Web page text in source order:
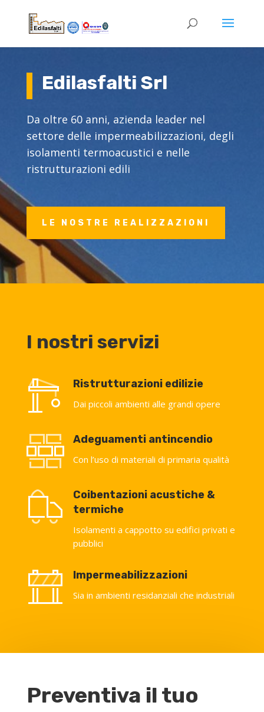
Edilasfalti Srl
Da oltre 60 anni, azienda leader nel
settore delle impermeabilizzazioni, degli
isolamenti termoacustici e nelle
ristrutturazioni edili
LE NOSTRE REALIZZAZIONI
I nostri servizi
Ristrutturazioni edilizie
Dai piccoli ambienti alle grandi opere
Adeguamenti antincendio
Con l’uso di materiali di primaria qualità
Coibentazioni acustiche &
termiche
Isolamenti a cappotto su edifici privati e
pubblici
Impermeabilizzazioni
Sia in ambienti residanziali che industriali
Preventiva il tuo